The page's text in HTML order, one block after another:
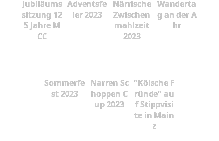
Jubiläums
sitzung 12
5 Jahre M
CC
Adventsfe
ier 2023
Närrische
Zwischen
mahlzeit
2023
Wanderta
g an der A
hr
Sommerfe
st 2023
Narren Sc
hoppen C
up 2023
"Kölsche F
ründe" au
f Stippvisi
te in Main
z